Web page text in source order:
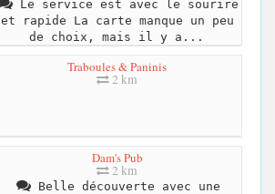
Le service est avec le sourire
et rapide La carte manque un peu
de choix, mais il y a...
Traboules & Paninis
2 km
Dam's Pub
2 km
Belle découverte avec une